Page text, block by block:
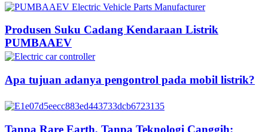
Produsen Suku Cadang Kendaraan Listrik
PUMBAAEV
Apa tujuan adanya pengontrol pada mobil listrik?
Tanpa Rare Earth, Tanpa Teknologi Canggih: